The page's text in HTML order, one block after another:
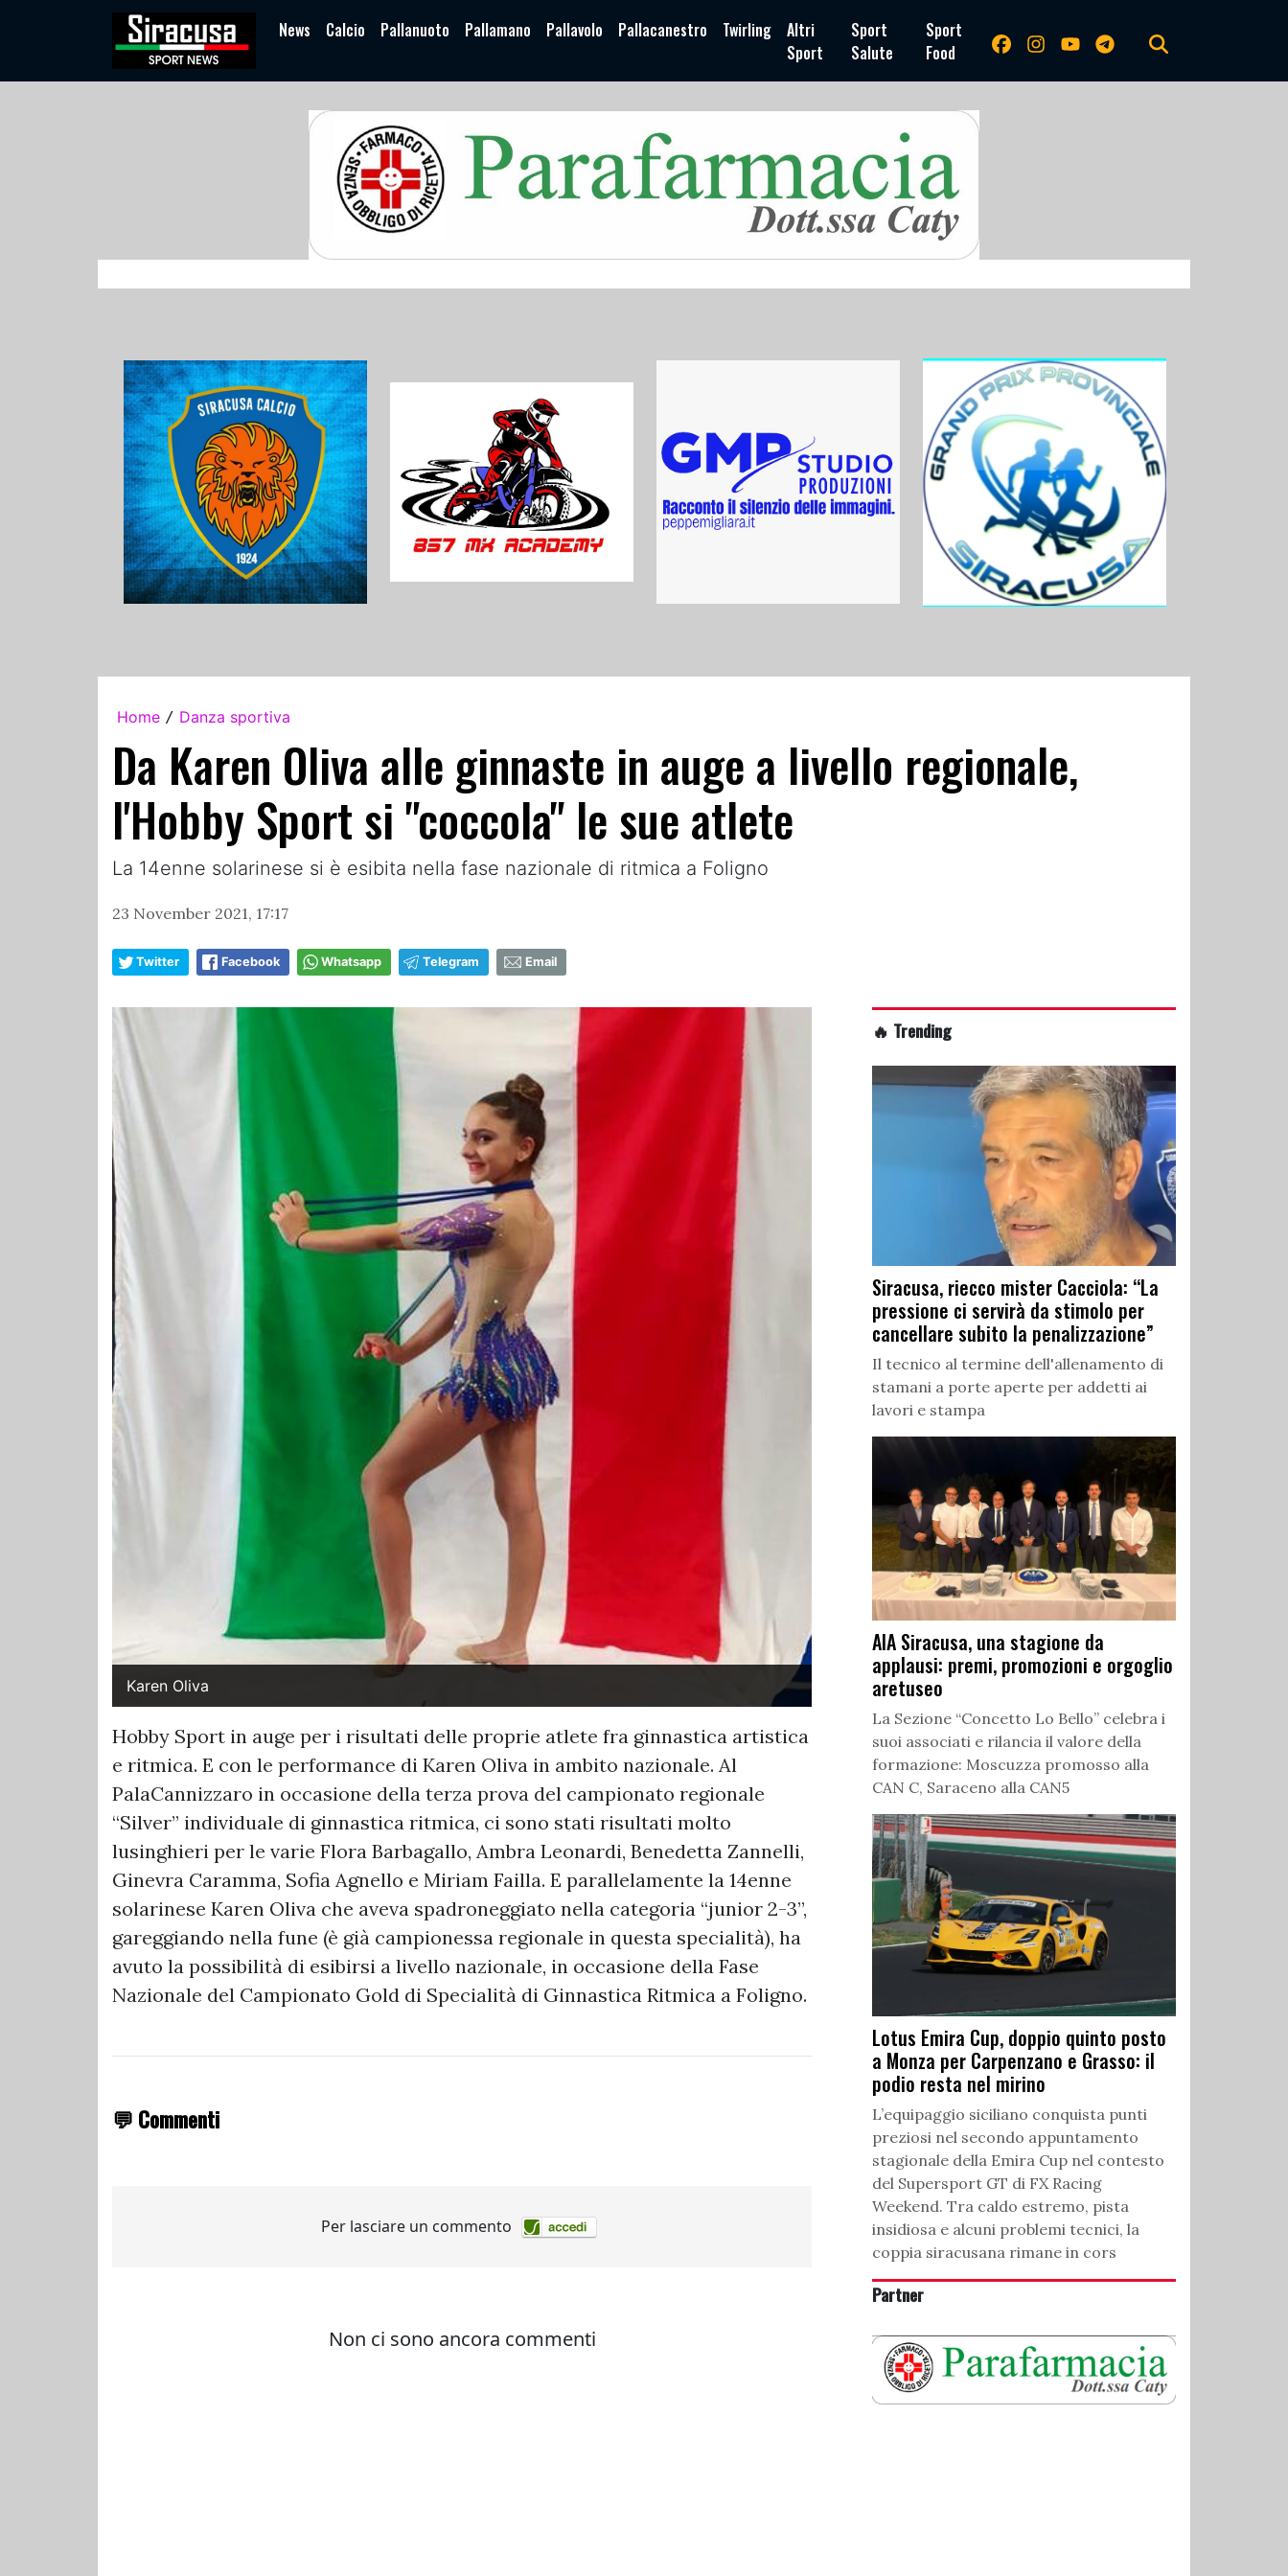
News Calcio Pallanuoto Pallamano Pallavolo Pallacanestro Twirling
Altri
Sport
Sport
Salute
Sport
Food
Home / Danza sportiva
Da Karen Oliva alle ginnaste in auge a livello regionale,
l'Hobby Sport si "coccola" le sue atlete
La 14enne solarinese si è esibita nella fase nazionale di ritmica a Foligno
23 November 2021, 17:17
Twitter Facebook Whatsapp Telegram Email
Karen Oliva
Hobby Sport in auge per i risultati delle proprie atlete fra ginnastica artistica
e ritmica. E con le performance di Karen Oliva in ambito nazionale. Al
PalaCannizzaro in occasione della terza prova del campionato regionale
“Silver” individuale di ginnastica ritmica, ci sono stati risultati molto
lusinghieri per le varie Flora Barbagallo, Ambra Leonardi, Benedetta Zannelli,
Ginevra Caramma, Sofia Agnello e Miriam Failla. E parallelamente la 14enne
solarinese Karen Oliva che aveva spadroneggiato nella categoria “junior 2-3”,
gareggiando nella fune (è già campionessa regionale in questa specialità), ha
avuto la possibilità di esibirsi a livello nazionale, in occasione della Fase
Nazionale del Campionato Gold di Specialità di Ginnastica Ritmica a Foligno.
💬 Commenti
🔥 Trending
Siracusa, riecco mister Cacciola: “La
pressione ci servirà da stimolo per
cancellare subito la penalizzazione”
Il tecnico al termine dell'allenamento di
stamani a porte aperte per addetti ai
lavori e stampa
AIA Siracusa, una stagione da
applausi: premi, promozioni e orgoglio
aretuseo
La Sezione “Concetto Lo Bello” celebra i
suoi associati e rilancia il valore della
formazione: Moscuzza promosso alla
CAN C, Saraceno alla CAN5
Lotus Emira Cup, doppio quinto posto
a Monza per Carpenzano e Grasso: il
podio resta nel mirino
L’equipaggio siciliano conquista punti
preziosi nel secondo appuntamento
stagionale della Emira Cup nel contesto
del Supersport GT di FX Racing
Weekend. Tra caldo estremo, pista
insidiosa e alcuni problemi tecnici, la
coppia siracusana rimane in cors
Partner